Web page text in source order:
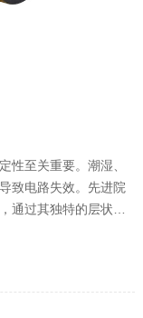
性至关重要。潮湿、
致电路失效。先进院
通过其独特的层状结